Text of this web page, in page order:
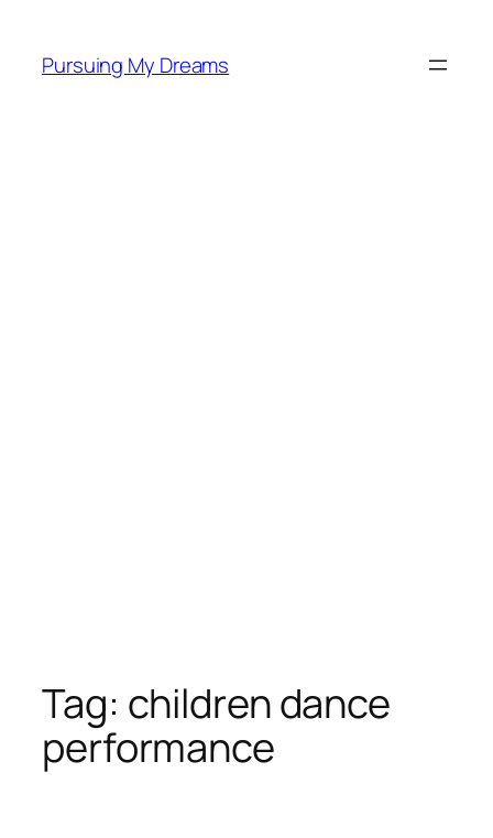
content
Pursuing My Dreams
Tag: children dance
performance